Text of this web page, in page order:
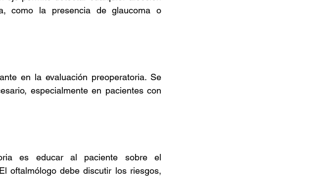
como la presencia de glaucoma o
en la evaluación preoperatoria. Se
especialmente en pacientes con
es educar al paciente sobre el
oftalmólogo debe discutir los riesgos,